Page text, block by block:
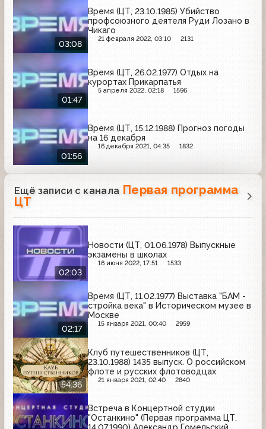
03:08
Время (ЦТ, 23.10.1985) Убийство
профсоюзного деятеля Руди Лозано в
Чикаго
21 февраля 2022, 03:10 2131
01:47
Время (ЦТ, 26.02.1977) Отдых на
курортах Прикарпатья
5 апреля 2022, 02:18 1596
01:56
Время (ЦТ, 15.12.1988) Прогноз погоды
на 16 декабря
16 декабря 2021, 04:35 1832
Ещё записи с канала Первая программа
ЦТ
02:03
Новости (ЦТ, 01.06.1978) Выпускные
экзамены в школах
16 июня 2022, 17:51 1533
02:17
Время (ЦТ, 11.02.1977) Выставка "БАМ -
стройка века" в Историческом музее в
Москве
15 января 2021, 00:40 2959
54:36
Клуб путешественников (ЦТ,
23.10.1988) 1435 выпуск. О российском
флоте и русских флотоводцах
21 января 2021, 02:40 2840
Встреча в Концертной студии
"Останкино" (Первая программа ЦТ,